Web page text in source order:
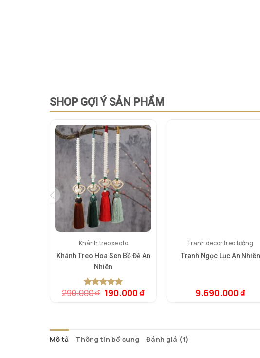
SHOP GỢI Ý SẢN PHẨM
Khánh treo xe oto
Khánh Treo Hoa Sen Bồ Đề An
Nhiên
5.00trên 5
1
290.000₫ Giá
190.000₫Giá
Tranh decor treo tường
Tranh Ngọc Lục An Nhiên
9.690.000₫
Mô tả Thông tin bổ sung Đánh giá (1)